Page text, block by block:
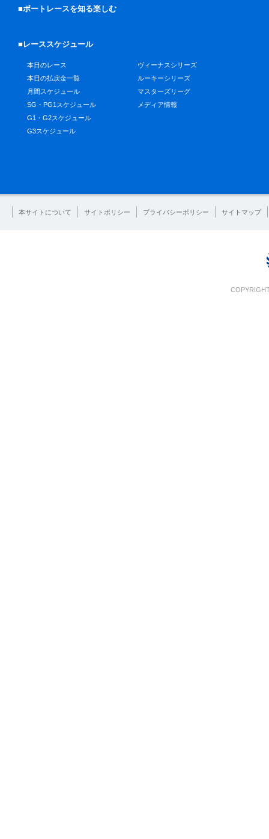
■ボートレースを知る楽しむ
■レーススケジュール
本日のレース
本日の払戻金一覧
月間スケジュール
SG・PG1スケジュール
G1・G2スケジュール
G3スケジュール
ヴィーナスシリーズ
ルーキーシリーズ
マスターズリーグ
メディア情報
本サイトについて サイトポリシー プライバシーポリシー サイトマップ